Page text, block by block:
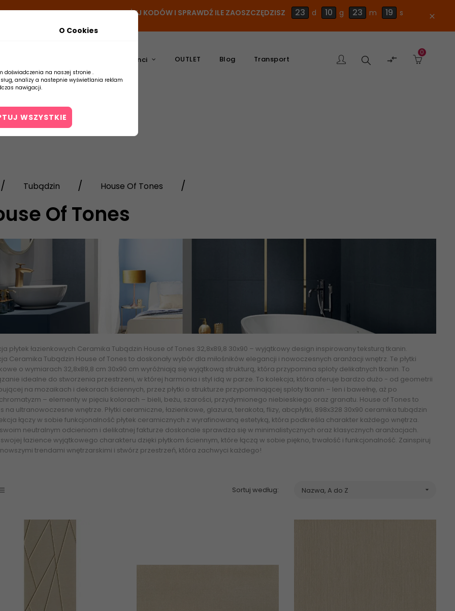
- DODAJ PRODUKT DO KOSZYKA, UŻYJ KODÓW I SPRAWDŹ ILE ZAOSZCZĘDZISZ 23 d 10 g 23 m 18 s close
Producenci OUTLET Blog Transport Szukaj 
0
Tubądzin House Of Tones
Of Tones
płytek łazienkowych Ceramika Tubądzin House of Tones 32,8x89,8 30x90 – wyjątkowy design inspirowany teksturą tkanin.
Ceramika Tubądzin House of Tones to doskonały wybór dla miłośników elegancji i nowoczesnych aranżacji wnętrz. Te płytki
o wymiarach 32,8x89,8 cm 30x90 cm wyróżniają się wyjątkową strukturą, która przypomina sploty delikatnych tkanin. To
idealne do stworzenia przestrzeni, w której harmonia i styl idą w parze. To kolekcja, która oferuje bardzo dużo - od geometrii
na mozaikach i dekorach ściennych, przez płytki o strukturze przypominającej sploty tkanin – len i bawełnę, aż po
– elementy w pięciu kolorach – bieli, beżu, szarości, przydymionego niebieskiego oraz granatu. House of Tones to
na ultranowoczesne wnętrze. Płytki ceramiczne, łazienkowe, glazura, terakota, flizy, abcpłytki, 898x328 30x90 ceramika tubądzin
łączy w sobie funkcjonalność płytek ceramicznych z wyrafinowaną estetyką, która podkreśla charakter każdego wnętrza.
neutralnym odcieniom i delikatnej fakturze doskonale sprawdza się w minimalistycznych oraz klasycznych aranżacjach.
łazience wyjątkowego charakteru dzięki płytkom ściennym, które łączą w sobie piękno, trwałość i funkcjonalność. Zainspiruj
trendami wnętrzarskimi i stwórz przestrzeń, która zachwyci każdego!
Sortuj według: Nazwa, A do Z 
O Cookies
doświadczenia na naszej stronie .
analizy a nastepnie wyświetlania reklam
nawigacji.
WSZYSTKIE